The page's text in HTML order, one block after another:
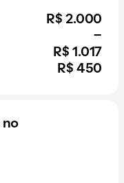
R$ 2.000
-
R$ 1.017
R$ 450
no